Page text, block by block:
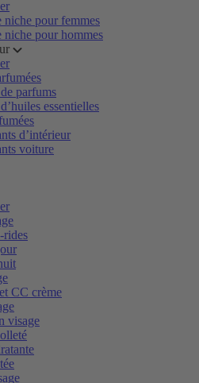
niche pour femmes
niche pour hommes
parfums
essentielles
d’intérieur
voiture
rides
CC crème
visage